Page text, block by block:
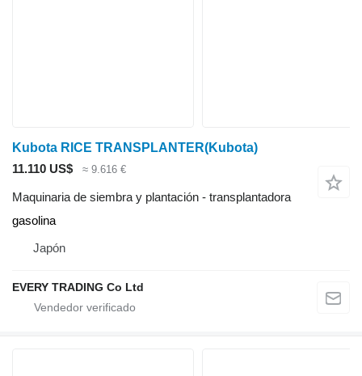
Kubota RICE TRANSPLANTER(Kubota)
11.110 US$
≈ 9.616 €
Maquinaria de siembra y plantación - transplantadora
gasolina
Japón
EVERY TRADING Co Ltd